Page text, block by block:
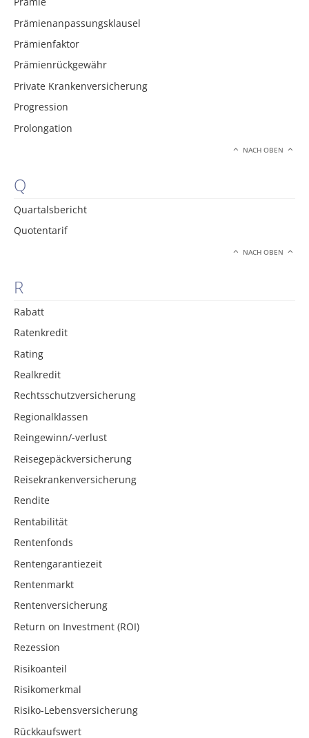
Prämienanpassungsklausel
Prämienfaktor
Prämienrückgewähr
Private Krankenversicherung
Progression
Prolongation
NACH OBEN
Q
Quartalsbericht
Quotentarif
NACH OBEN
R
Rabatt
Ratenkredit
Rating
Realkredit
Rechtsschutzversicherung
Regionalklassen
Reingewinn/-verlust
Reisegepäckversicherung
Reisekrankenversicherung
Rendite
Rentabilität
Rentenfonds
Rentengarantiezeit
Rentenmarkt
Rentenversicherung
Return on Investment (ROI)
Rezession
Risikoanteil
Risikomerkmal
Risiko-Lebensversicherung
Rückkaufswert